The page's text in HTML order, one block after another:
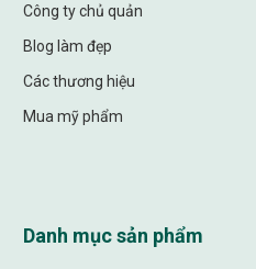
Công ty chủ quản
Blog làm đẹp
Các thương hiệu
Mua mỹ phẩm
Danh mục sản phẩm